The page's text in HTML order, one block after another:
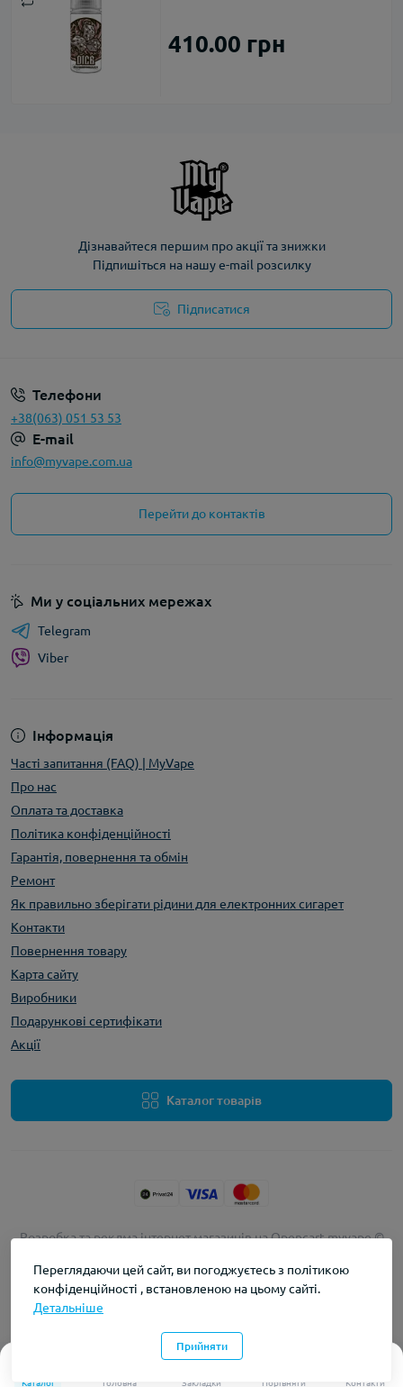
Каталог Головна Закладки
0
Порівняти Контакти
410.00 грн
Дізнавайтеся першим про акції та знижки
Підпишіться на нашу e-mail розсилку
Підписатися
Телефони
+38(063) 051 53 53
E-mail
info@myvape.com.ua
Перейти до контактів
Інформація
Часті запитання (FAQ) | MyVape
Про нас
Оплата та доставка
Політика конфіденційності
Гарантія, повернення та обмін
Ремонт
Як правильно зберігати рідини для електронних сигарет
Контакти
Повернення товару
Карта сайту
Виробники
Подарункові сертифікати
Акції
Каталог товарів
Ми у соціальних мережах
Telegram
Viber
Розробка та реклма інтернет магазинів на Opencartmyvape ©
Переглядаючи цей сайт, ви погоджуєтесь з політикою
конфіденційності , встановленою на цьому сайті.
Детальніше
Прийняти